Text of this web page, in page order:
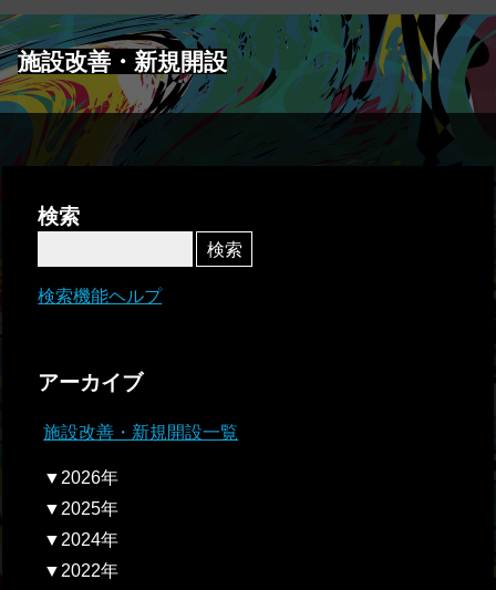
当協
議会
につ
いて
施設改善・新規開設
検索
検索機能ヘルプ
アーカイブ
施設改善・新規開設一覧
▼2026年
▼2025年
▼2024年
▼2022年